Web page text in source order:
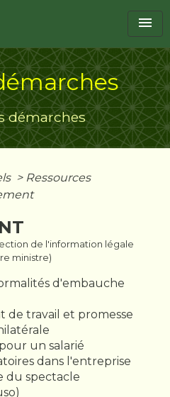
menu
démarches
> Ressources
de l'information légale
ministre)
d'embauche
de travail et promesse
un salarié
dans l'entreprise
du spectacle